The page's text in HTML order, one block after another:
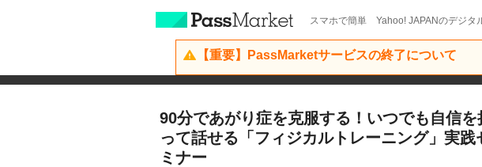
スマホで簡単 Yahoo! JAPANのデジタ
【重要】PassMarketサービスの終了について
90分であがり症を克服する！いつでも自信を
って話せる「フィジカルトレーニング」実践
ミナー